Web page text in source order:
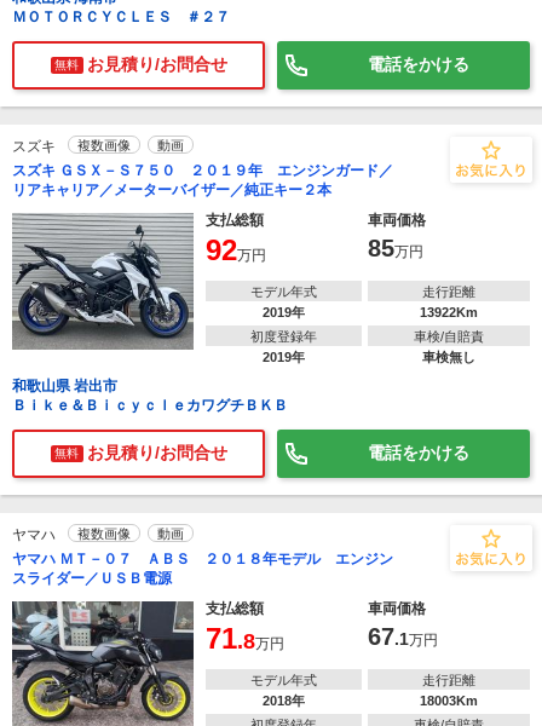
ＭＯＴＯＲＣＹＣＬＥＳ ＃２７
無料 お見積り/お問合せ 電話をかける
スズキ 複数画像 動画
スズキ ＧＳＸ－Ｓ７５０ ２０１９年 エンジンガード／
リアキャリア／メーターバイザー／純正キー２本
支払総額
車両価格
92万円 85万円
モデル年式
2019年
走行距離
13922Km
初度登録年
2019年
車検/自賠責
車検無し
和歌山県 岩出市
Ｂｉｋｅ＆ＢｉｃｙｃｌｅカワグチＢＫＢ
無料 お見積り/お問合せ 電話をかける
ヤマハ 複数画像 動画
ヤマハ ＭＴ－０７ ＡＢＳ ２０１８年モデル エンジン
スライダー／ＵＳＢ電源
支払総額
車両価格
71.8万円 67.1万円
モデル年式
2018年
走行距離
18003Km